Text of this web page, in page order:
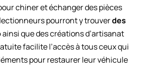
chiner et échanger des pièces
pourront y trouverdes
ainsi que des créations d’artisanat
facilite l’accès à tous ceux qui
pour restaurer leur véhicule